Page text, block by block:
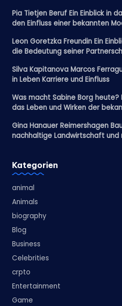
Pia Tietjen Beruf Ein Einblick in
den Einfluss einer bekannten
Leon Goretzka Freundin Ein
die Bedeutung seiner
Silva Kapitanova Marcos
in Leben Karriere und Einfluss
Was macht Sabine Borg heute?
das Leben und Wirken der
Gina Hanauer Reimershagen
nachhaltige Landwirtschaft und
Kategorien
animal
Animals
biography
Blog
Business
Celebrities
crpto
Entertainment
Game